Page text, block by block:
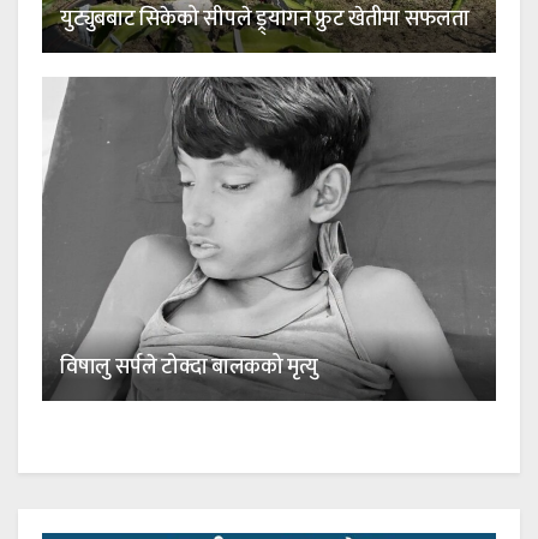
युट्युबबाट सिकेको सीपले ड्र्यागन फ्रुट खेतीमा सफलता
विषालु सर्पले टोक्दा बालकको मृत्यु